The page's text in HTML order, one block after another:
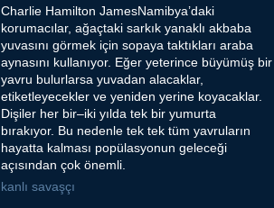
Charlie Hamilton JamesNamibya’daki
korumacılar, ağaçtaki sarkık yanaklı akbaba
yuvasını görmek için sopaya taktıkları araba
aynasını kullanıyor. Eğer yeterince büyümüş bir
yavru bulurlarsa yuvadan alacaklar,
etiketleyecekler ve yeniden yerine koyacaklar.
Dişiler her bir–iki yılda tek bir yumurta
bırakıyor. Bu nedenle tek tek tüm yavruların
hayatta kalması popülasyonun geleceği
açısından çok önemli.
kanlı savaşçı